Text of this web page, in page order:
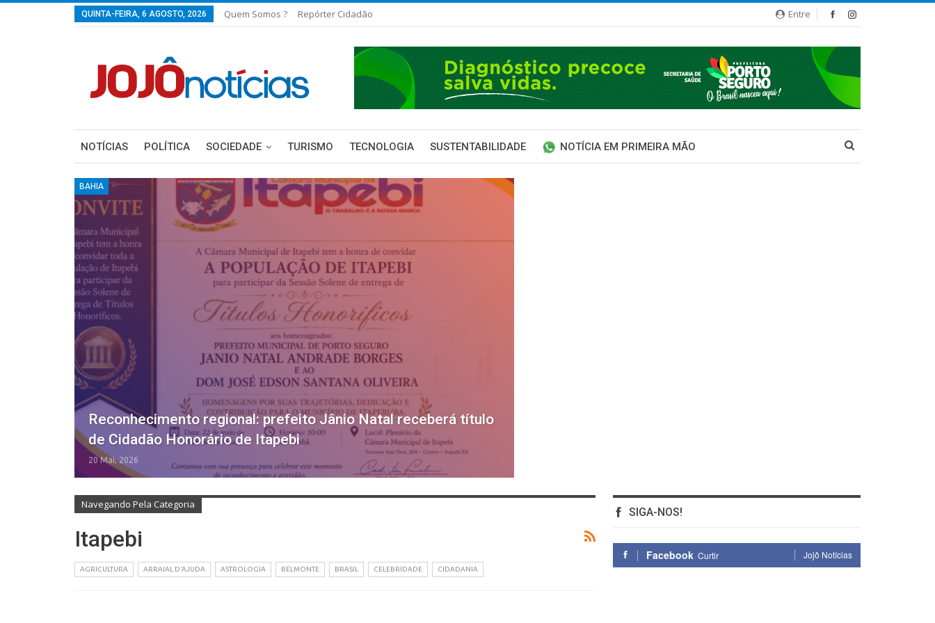
Entre
QUINTA-FEIRA, 6 AGOSTO, 2026 Quem Somos ? Repórter Cidadão
NOTÍCIAS POLÍTICA SOCIEDADE TURISMO TECNOLOGIA SUSTENTABILIDADE NOTÍCIA EM PRIMEIRA MÃO
BAHIA
Reconhecimento regional: prefeito Jânio Natal receberá título
de Cidadão Honorário de Itapebi
20 Mai, 2026
Navegando Pela Categoria
Itapebi
AGRICULTURA ARRAIAL D'AJUDA ASTROLOGIA BELMONTE BRASIL CELEBRIDADE CIDADANIA
SIGA-NOS!
Facebook Curtir Jojô Notícias